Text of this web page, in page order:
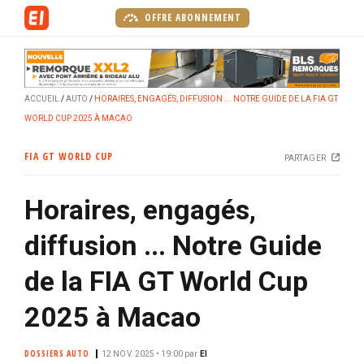
OFFRE ABONNEMENT
ACCUEIL AUTO HORAIRES, ENGAGÉS, DIFFUSION ... NOTRE GUIDE DE LA FIA GT
WORLD CUP 2025 À MACAO
FIA GT WORLD CUP PARTAGER
Horaires, engagés,
diffusion ... Notre Guide
de la FIA GT World Cup
2025 à Macao
DOSSIERS AUTO 12 NOV. 2025 • 19:00 par EI